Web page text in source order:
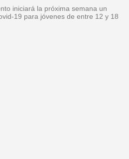
iniciará la próxima semana un
19 para jóvenes de entre 12 y 18